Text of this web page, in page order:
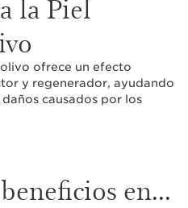
la Piel
ofrece un efecto
y regenerador, ayudando
causados por los
en...